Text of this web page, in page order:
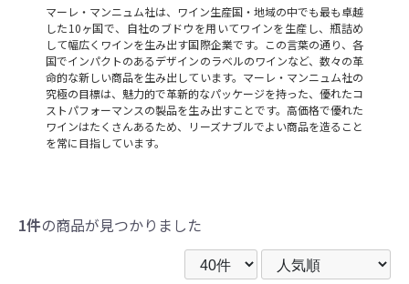
マーレ・マンニュム社は、ワイン生産国・地域の中でも最も卓越
した10ヶ国で、自社のブドウを用いてワインを生産し、瓶詰め
して幅広くワインを生み出す国際企業です。この言葉の通り、各
国でインパクトのあるデザインのラベルのワインなど、数々の革
命的な新しい商品を生み出しています。マーレ・マンニュム社の
究極の目標は、魅力的で革新的なパッケージを持った、優れたコ
ストパフォーマンスの製品を生み出すことです。高価格で優れた
ワインはたくさんあるため、リーズナブルでよい商品を造ること
を常に目指しています。
1件の商品が見つかりました